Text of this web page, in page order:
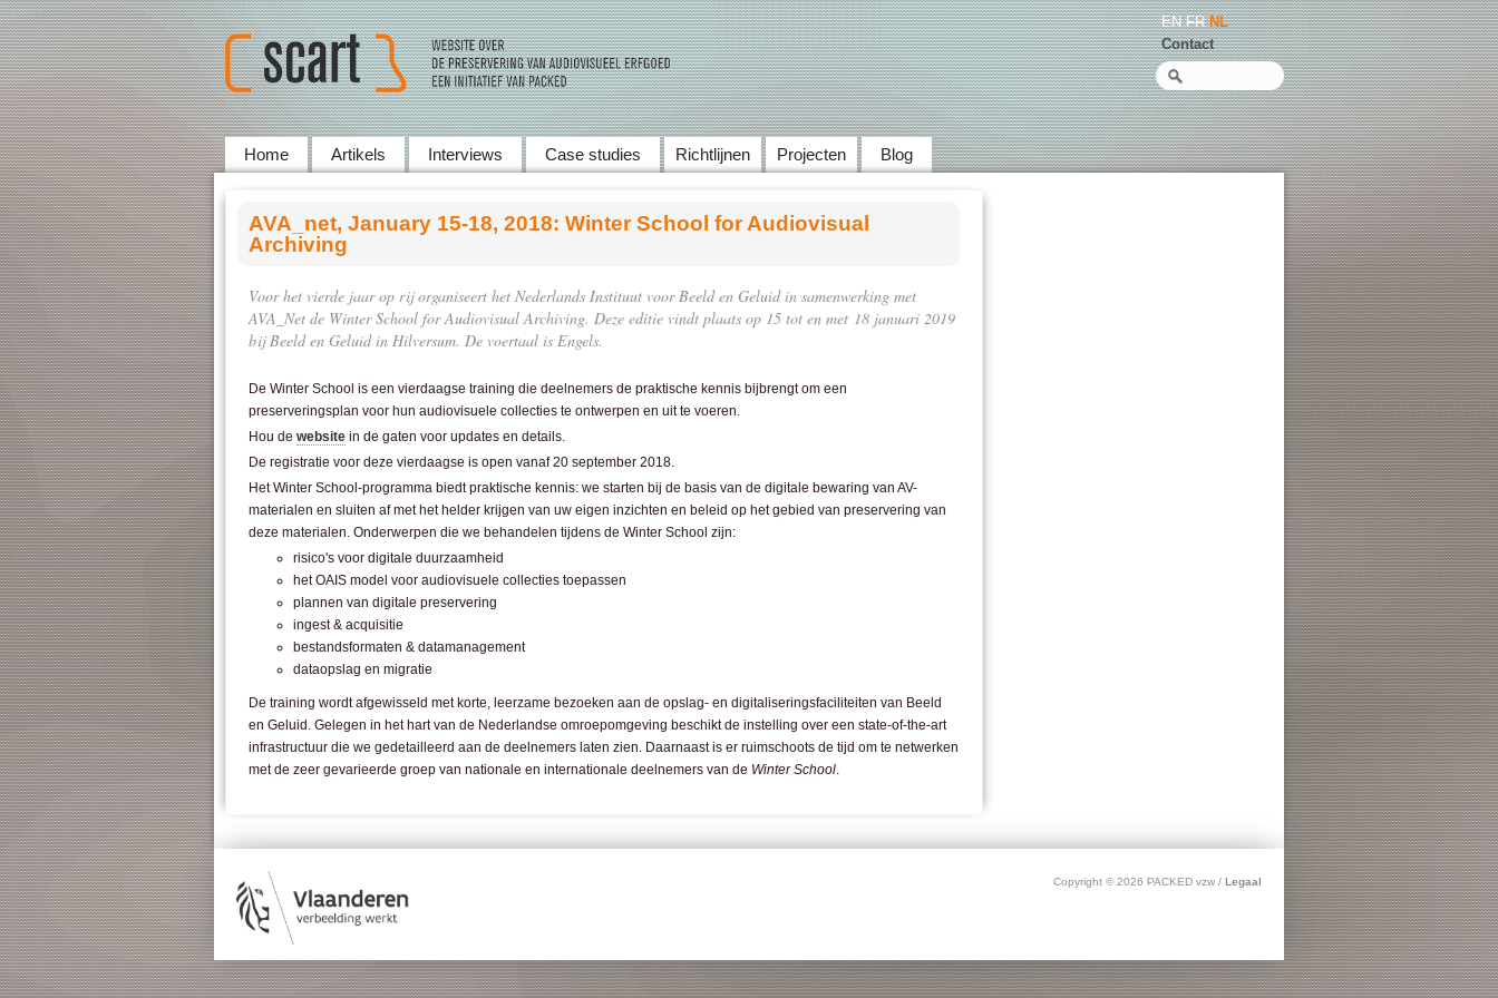
Skip to main content
EN FR NL
Zoeken
Contact
Home Artikels Interviews Case studies Richtlijnen Projecten Blog
AVA_net, January 15-18, 2018: Winter School for Audiovisual
Archiving
Voor het vierde jaar op rij organiseert het Nederlands Instituut voor Beeld en Geluid in samenwerking met
AVA_Net de Winter School for Audiovisual Archiving. Deze editie vindt plaats op 15 tot en met 18 januari 2019
bij Beeld en Geluid in Hilversum. De voertaal is Engels.
De Winter School is een vierdaagse training die deelnemers de praktische kennis bijbrengt om een
preserveringsplan voor hun audiovisuele collecties te ontwerpen en uit te voeren.
Hou de website in de gaten voor updates en details.
De registratie voor deze vierdaagse is open vanaf 20 september 2018.
Het Winter School-programma biedt praktische kennis: we starten bij de basis van de digitale bewaring van AV-
materialen en sluiten af met het helder krijgen van uw eigen inzichten en beleid op het gebied van preservering van
deze materialen. Onderwerpen die we behandelen tijdens de Winter School zijn:
risico's voor digitale duurzaamheid
het OAIS model voor audiovisuele collecties toepassen
plannen van digitale preservering
ingest & acquisitie
bestandsformaten & datamanagement
dataopslag en migratie
De training wordt afgewisseld met korte, leerzame bezoeken aan de opslag- en digitaliseringsfaciliteiten van Beeld
en Geluid. Gelegen in het hart van de Nederlandse omroepomgeving beschikt de instelling over een state-of-the-art
infrastructuur die we gedetailleerd aan de deelnemers laten zien. Daarnaast is er ruimschoots de tijd om te netwerken
met de zeer gevarieerde groep van nationale en internationale deelnemers van de Winter School.
Copyright © 2026 PACKED vzw / Legaal